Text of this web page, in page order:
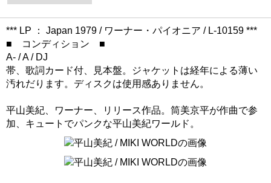
*** LP ： Japan 1979 / ワーナー・パイオニア / L-10159 ***
■ コンディション ■
A- / A / DJ
帯、歌詞カード付、見本盤。ジャケットは経年による薄い
汚れだります。ディスクは使用感ありません。
平山美紀、ワーナー、リリース作品。筒美京平が作曲で参
加、キュートでパンクな平山美紀ワールド。